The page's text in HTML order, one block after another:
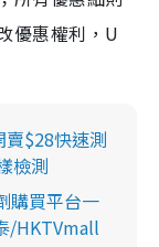
優惠權利，U
賣$28快速測
檢測
購買平台一
/HKTVmall